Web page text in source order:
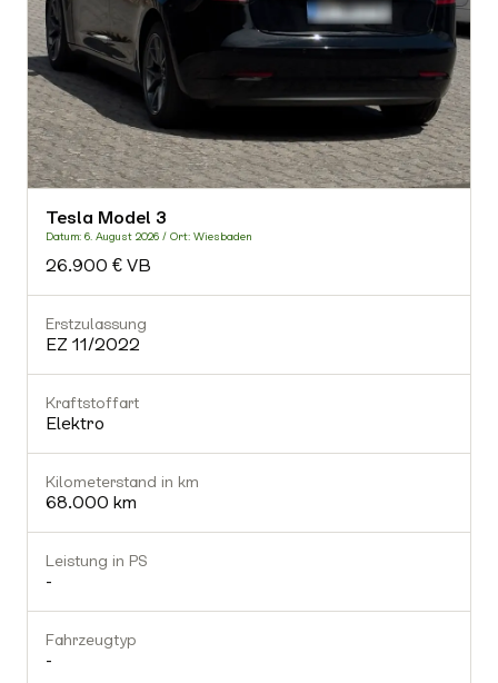
Kraftstoffart
-
Tesla Model 3
Datum: 6. August 2026 / Ort: Wiesbaden
26.900 € VB
Erstzulassung
EZ 11/2022
Kraftstoffart
Elektro
Kilometerstand in km
68.000 km
Leistung in PS
-
Fahrzeugtyp
-